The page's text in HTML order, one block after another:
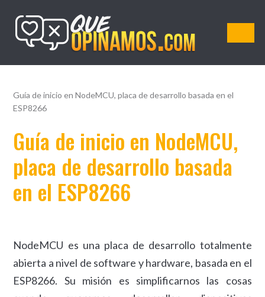
QueOpinamos.com
Guía de inicio en NodeMCU, placa de desarrollo basada en el
ESP8266
Guía de inicio en NodeMCU,
placa de desarrollo basada
en el ESP8266
NodeMCU es una placa de desarrollo totalmente
abierta a nivel de software y hardware, basada en el
ESP8266. Su misión es simplificarnos las cosas